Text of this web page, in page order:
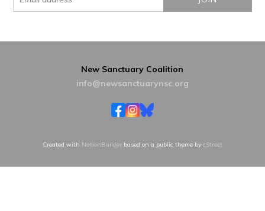
New Sanctuary Coalition
info@newsanctuarynsc.org
Created with NationBuilderbased on a public theme by cStreet